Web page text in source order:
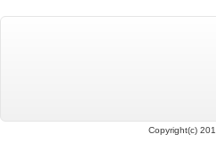
Copyright(c)